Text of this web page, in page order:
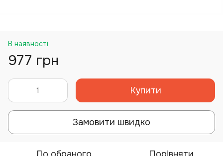
В наявності
977 грн
Купити
Замовити швидко